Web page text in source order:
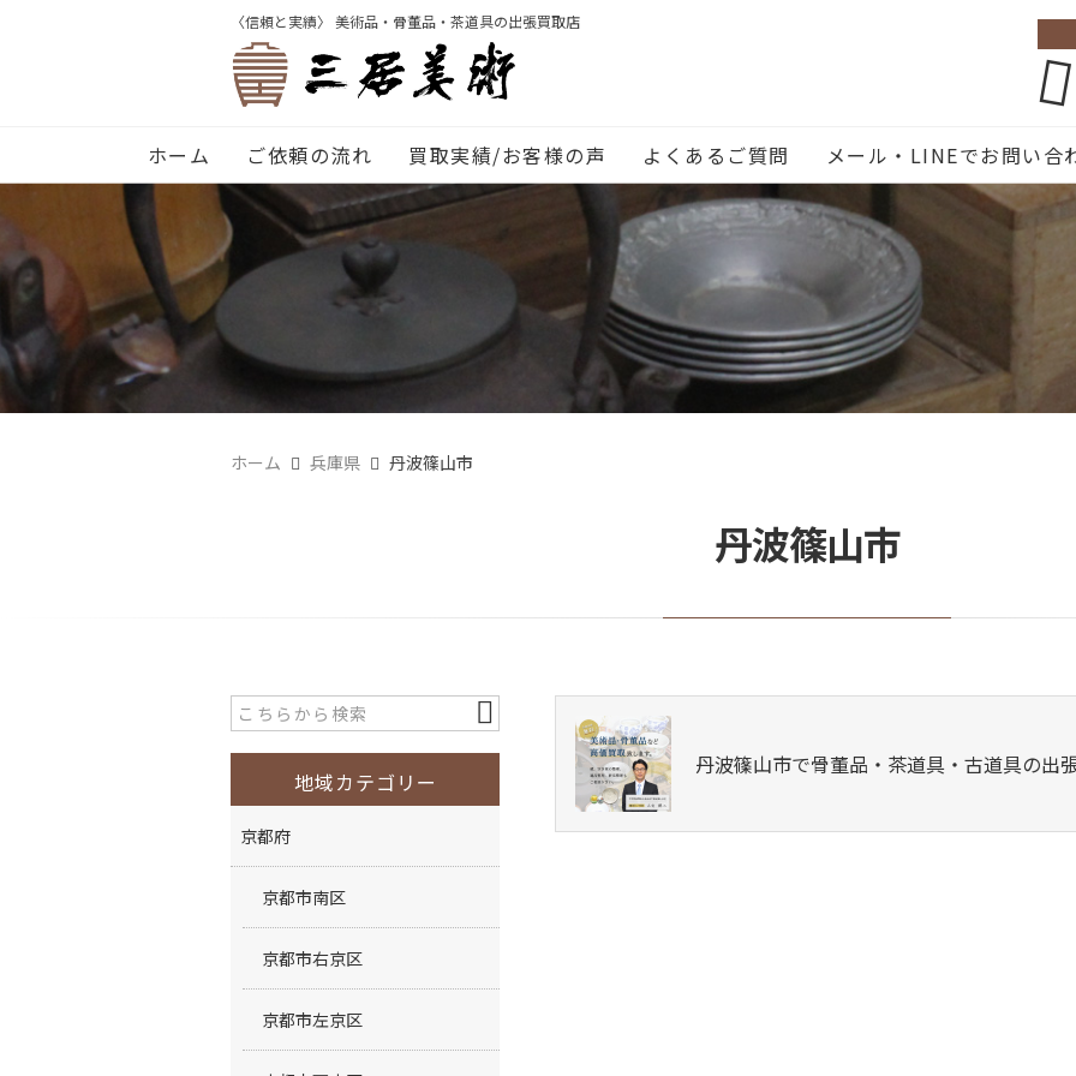
〈信頼と実績〉 美術品・骨董品・茶道具の出張買取店
ホーム ご依頼の流れ 買取実績/お客様の声 よくあるご質問 メール・LINEでお問い合
ホーム 兵庫県 丹波篠山市
丹波篠山市
丹波篠山市で骨董品・茶道具・古道具の出
地域カテゴリー
京都府
京都市南区
京都市右京区
京都市左京区